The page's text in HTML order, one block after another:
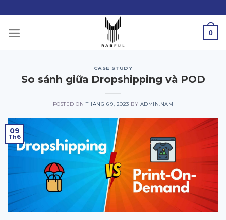
to
content
0
CASE STUDY
So sánh giữa Dropshipping và POD
POSTED ONTHÁNG 6 9, 2023 BY ADMIN.NAM
09
Th6